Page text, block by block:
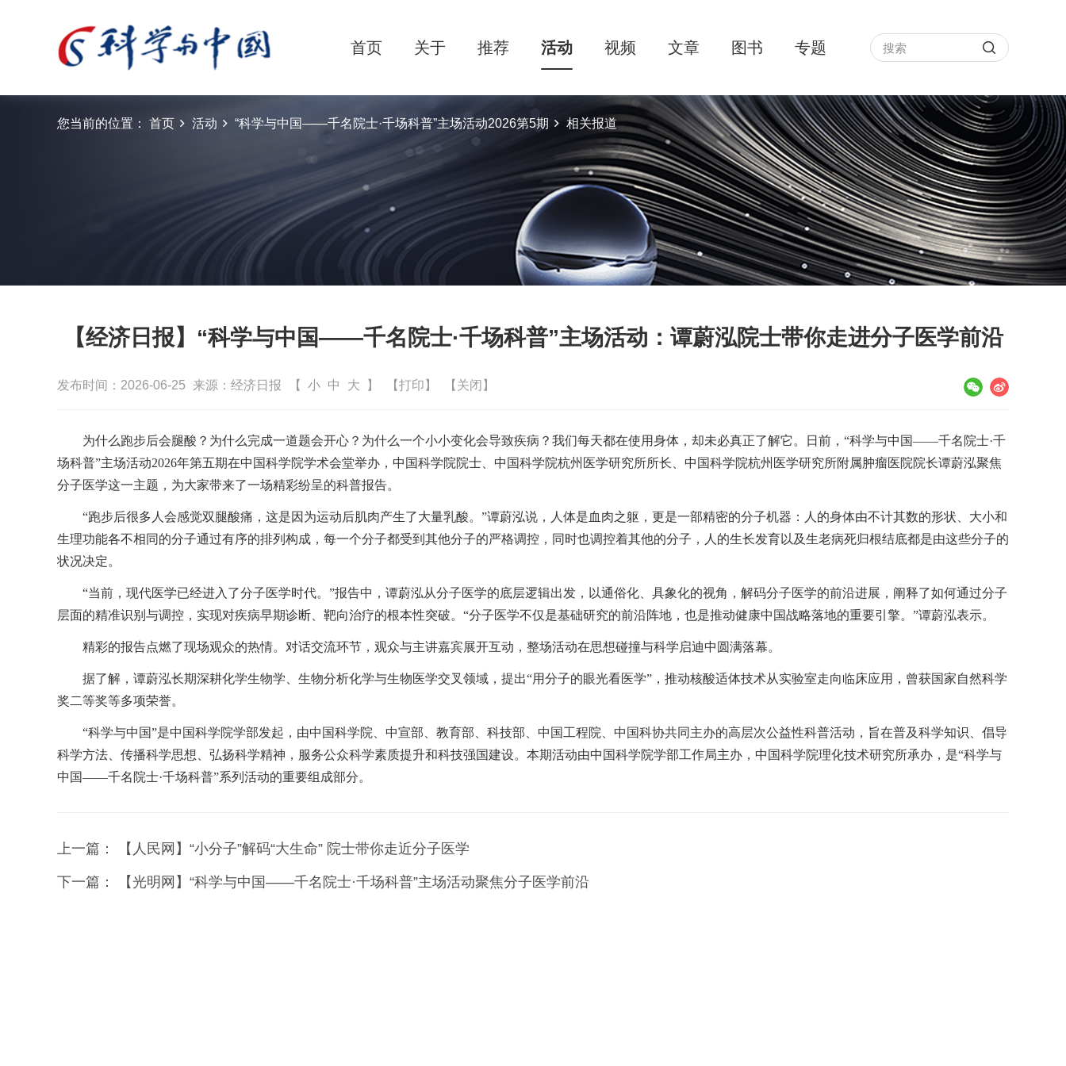
首页 关于 推荐 活动 视频 文章 图书 专题
您当前的位置： 首页 活动 “科学与中国——千名院士·千场科普”主场活动2026第5期 相关报道
【经济日报】“科学与中国——千名院士·千场科普”主场活动：谭蔚泓院士带你走进分子医学前沿
发布时间：2026-06-25 来源：经济日报 【 小 中 大 】 【打印】 【关闭】
为什么跑步后会腿酸？为什么完成一道题会开心？为什么一个小小变化会导致疾病？我们每天都在使用身体，却未必真正了解它。日前，“科学与中国——千名院士·千
场科普”主场活动2026年第五期在中国科学院学术会堂举办，中国科学院院士、中国科学院杭州医学研究所所长、中国科学院杭州医学研究所附属肿瘤医院院长谭蔚泓聚焦
分子医学这一主题，为大家带来了一场精彩纷呈的科普报告。
“跑步后很多人会感觉双腿酸痛，这是因为运动后肌肉产生了大量乳酸。”谭蔚泓说，人体是血肉之躯，更是一部精密的分子机器：人的身体由不计其数的形状、大小和
生理功能各不相同的分子通过有序的排列构成，每一个分子都受到其他分子的严格调控，同时也调控着其他的分子，人的生长发育以及生老病死归根结底都是由这些分子的
状况决定。
“当前，现代医学已经进入了分子医学时代。”报告中，谭蔚泓从分子医学的底层逻辑出发，以通俗化、具象化的视角，解码分子医学的前沿进展，阐释了如何通过分子
层面的精准识别与调控，实现对疾病早期诊断、靶向治疗的根本性突破。“分子医学不仅是基础研究的前沿阵地，也是推动健康中国战略落地的重要引擎。”谭蔚泓表示。
精彩的报告点燃了现场观众的热情。对话交流环节，观众与主讲嘉宾展开互动，整场活动在思想碰撞与科学启迪中圆满落幕。
据了解，谭蔚泓长期深耕化学生物学、生物分析化学与生物医学交叉领域，提出“用分子的眼光看医学”，推动核酸适体技术从实验室走向临床应用，曾获国家自然科学
奖二等奖等多项荣誉。
“科学与中国”是中国科学院学部发起，由中国科学院、中宣部、教育部、科技部、中国工程院、中国科协共同主办的高层次公益性科普活动，旨在普及科学知识、倡导
科学方法、传播科学思想、弘扬科学精神，服务公众科学素质提升和科技强国建设。本期活动由中国科学院学部工作局主办，中国科学院理化技术研究所承办，是“科学与
中国——千名院士·千场科普”系列活动的重要组成部分。
上一篇： 【人民网】“小分子”解码“大生命” 院士带你走近分子医学
下一篇： 【光明网】“科学与中国——千名院士·千场科普”主场活动聚焦分子医学前沿